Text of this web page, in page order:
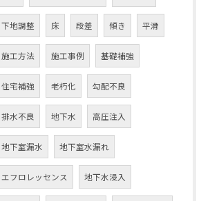
下地調整 床 段差 傾き 平滑
施工方法 施工事例 基礎補強
住宅補強 老朽化 勾配不良
排水不良 地下水 高圧注入
地下室漏水 地下室水漏れ
エフロレッセンス 地下水浸入